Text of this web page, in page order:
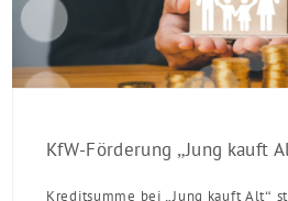
Kreditsumme bei „Jung kauft Alt“